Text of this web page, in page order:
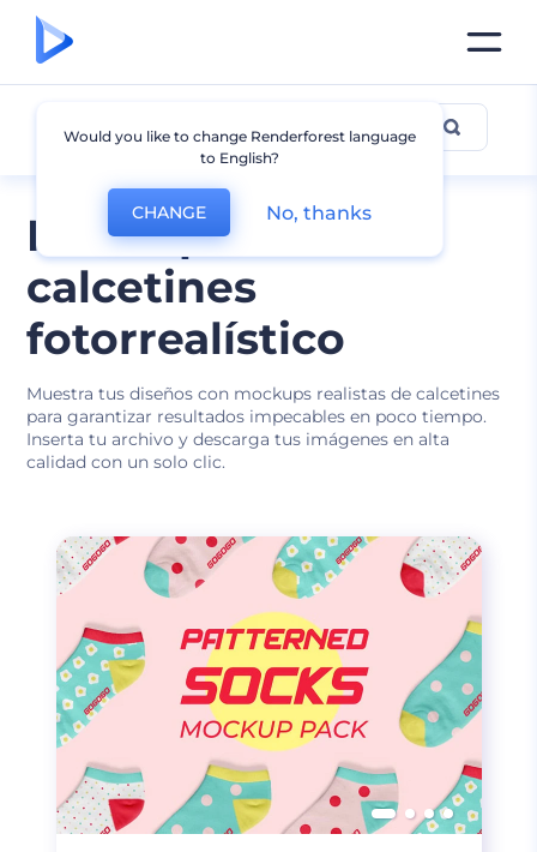
Mockup de
calcetines
fotorrealístico
Muestra tus diseños con mockups realistas de calcetines
para garantizar resultados impecables en poco tiempo.
Inserta tu archivo y descarga tus imágenes en alta
calidad con un solo clic.
Mockup de Calcetines
Would you like to change Renderforest language
to English?
CHANGE No, thanks